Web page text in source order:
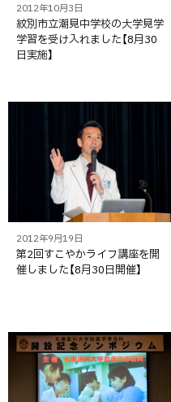
2012年10月3日
紋別市立潮見中学校の大学見学
学習を受け入れました【8月30
日実施】
2012年9月19日
第2回すこやかライフ講座を開
催しました【8月30日開催】